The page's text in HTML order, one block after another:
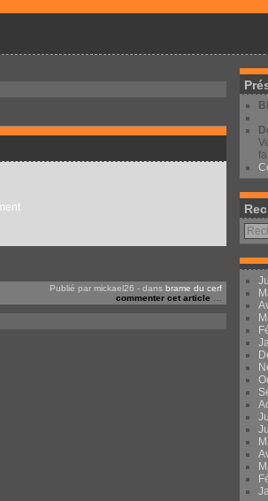
Publié par mickael26 - dans brame du cerf
commenter cet article